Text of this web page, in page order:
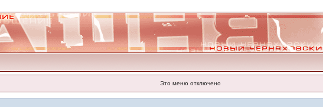
Это меню отключено